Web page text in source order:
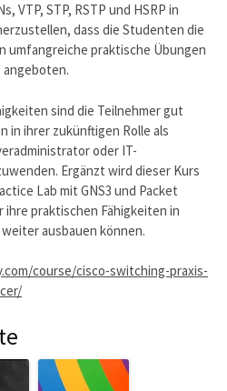
VTP, STP, RSTP und HSRP in
dass die Studenten die
umfangreiche praktische Übungen
angeboten.
sind die Teilnehmer gut
in ihrer zukünftigen Rolle als
oder IT-
Ergänzt wird dieser Kurs
Lab mit GNS3 und Packet
ihre praktischen Fähigkeiten in
ausbauen können.
course/cisco-switching-praxis-